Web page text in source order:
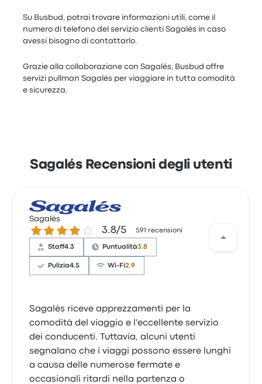
Su Busbud, potrai trovare informazioni utili, come il
numero di telefono del servizio clienti Sagalés in caso
avessi bisogno di contattarlo.
Grazie alla collaborazione con Sagalés, Busbud offre
servizi pullman Sagalés per viaggiare in tutta comodità
e sicurezza.
Sagalés Recensioni degli utenti
Sagalés
3.8 su 5 stelle 3.8/5 591 recensioni
Staff4.3 Puntualità3.8
Pulizia4.5 Wi-Fi2.9
Sagalés riceve apprezzamenti per la
comodità del viaggio e l'eccellente servizio
dei conducenti. Tuttavia, alcuni utenti
segnalano che i viaggi possono essere lunghi
a causa delle numerose fermate e
occasionali ritardi nella partenza o